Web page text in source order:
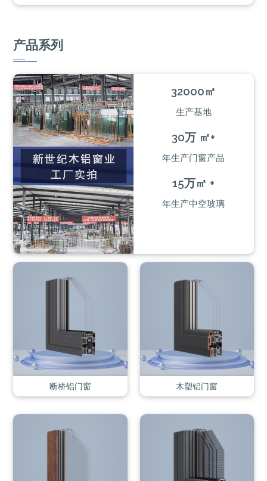
产品系列
32000㎡
生产基地
30万 ㎡+
年生产门窗产品
15万㎡ +
年生产中空玻璃
断桥铝门窗 木塑铝门窗